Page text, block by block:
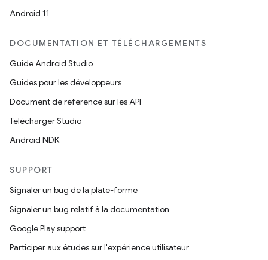
Android 11
DOCUMENTATION ET TÉLÉCHARGEMENTS
Guide Android Studio
Guides pour les développeurs
Document de référence sur les API
Télécharger Studio
Android NDK
SUPPORT
Signaler un bug de la plate-forme
Signaler un bug relatif à la documentation
Google Play support
Participer aux études sur l'expérience utilisateur